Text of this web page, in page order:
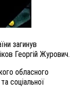
загинув
Георгій Журович.
обласного
соціальної